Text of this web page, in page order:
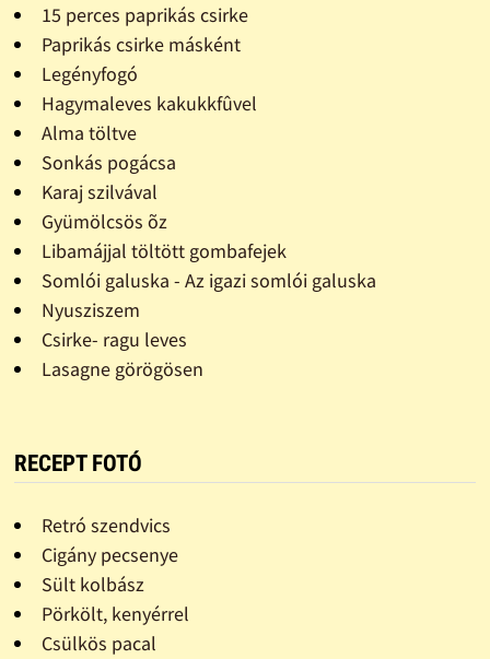
15 perces paprikás csirke
Paprikás csirke másként
Legényfogó
Hagymaleves kakukkfûvel
Alma töltve
Sonkás pogácsa
Karaj szilvával
Gyümölcsös õz
Libamájjal töltött gombafejek
Somlói galuska - Az igazi somlói galuska
Nyusziszem
Csirke- ragu leves
Lasagne görögösen
RECEPT FOTÓ
Retró szendvics
Cigány pecsenye
Sült kolbász
Pörkölt, kenyérrel
Csülkös pacal